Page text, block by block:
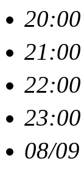
20:00
21:00
22:00
23:00
08/09